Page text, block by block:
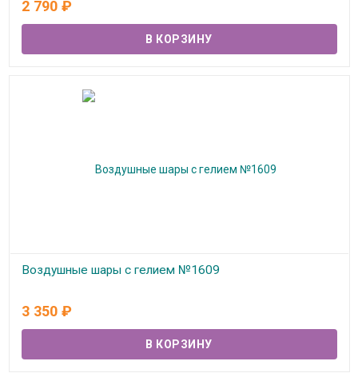
2 790 ₽
Воздушные шары с гелием №1609
3 350 ₽